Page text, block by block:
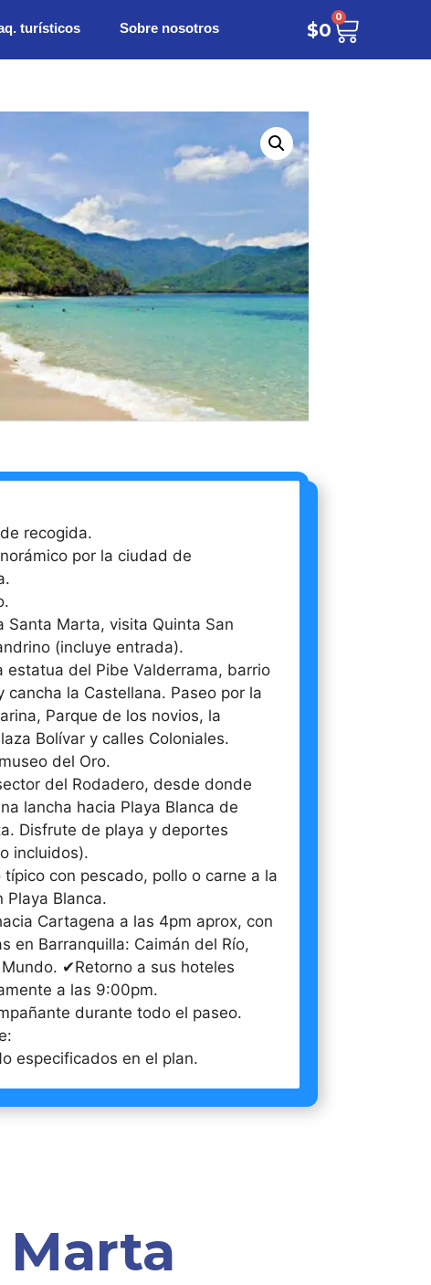
turísticos Sobre nosotros $0
0
recogida.
por la ciudad de
Santa Marta, visita Quinta San
(incluye entrada).
estatua del Pibe Valderrama, barrio
cancha la Castellana. Paseo por la
Parque de los novios, la
Bolívar y calles Coloniales.
del Oro.
del Rodadero, desde donde
lancha hacia Playa Blanca de
Disfrute de playa y deportes
incluidos).
con pescado, pollo o carne a la
Playa Blanca.
Cartagena a las 4pm aprox, con
en Barranquilla: Caimán del Río,
✔Retorno a sus hoteles
a las 9:00pm.
durante todo el paseo.
especificados en el plan.